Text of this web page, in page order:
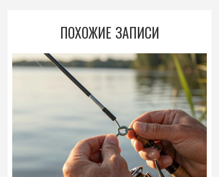
ПОХОЖИЕ ЗАПИСИ